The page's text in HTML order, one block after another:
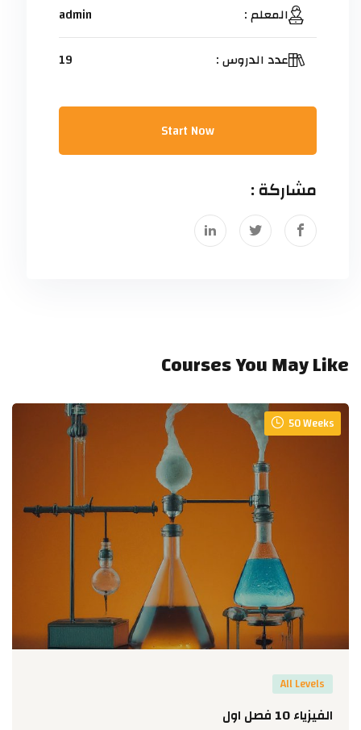
المعلم : admin
عدد الدروس : 19
Start Now
مشاركة :
Courses You May Like
50 Weeks
All Levels
الفيزياء 10 فصل اول